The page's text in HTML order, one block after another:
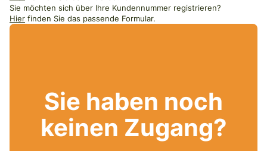
Sie möchten sich über Ihre Kundennummer registrieren?
Hier finden Sie das passende Formular.
Sie haben noch
keinen Zugang?